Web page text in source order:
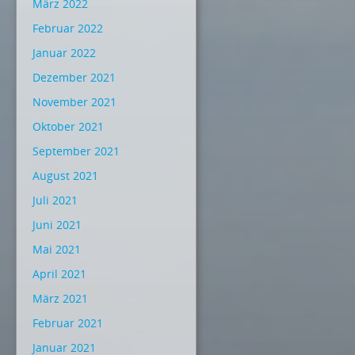
März 2022
Februar 2022
Januar 2022
Dezember 2021
November 2021
Oktober 2021
September 2021
August 2021
Juli 2021
Juni 2021
Mai 2021
April 2021
März 2021
Februar 2021
Januar 2021